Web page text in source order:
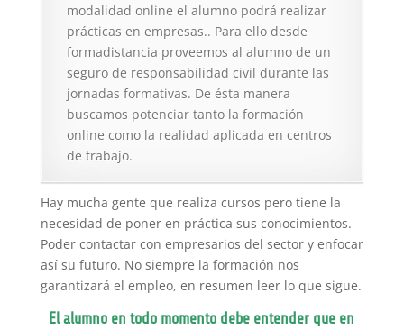
modalidad online el alumno podrá realizar
prácticas en empresas.. Para ello desde
formadistancia proveemos al alumno de un
seguro de responsabilidad civil durante las
jornadas formativas. De ésta manera
buscamos potenciar tanto la formación
online como la realidad aplicada en centros
de trabajo.
Hay mucha gente que realiza cursos pero tiene la
necesidad de poner en práctica sus conocimientos.
Poder contactar con empresarios del sector y enfocar
así su futuro. No siempre la formación nos
garantizará el empleo, en resumen leer lo que sigue.
El alumno en todo momento debe entender que en